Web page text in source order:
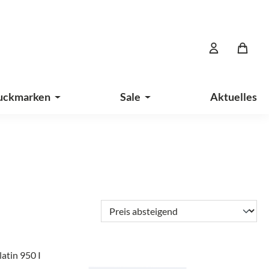
Sale Aktuelles